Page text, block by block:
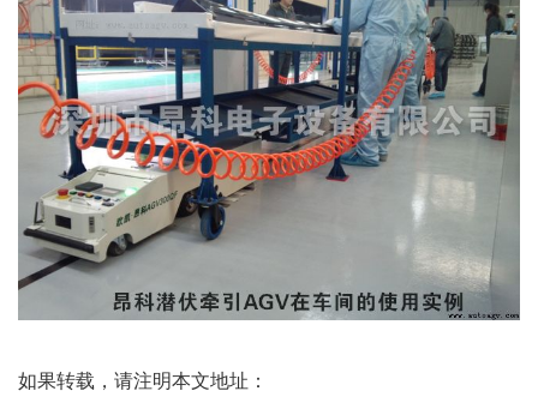
如果转载，请注明本文地址：